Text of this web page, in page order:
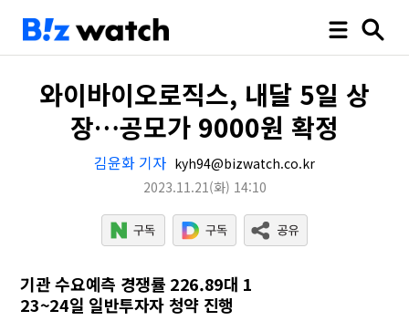
와이바이오로직스, 내달 5일 상
장…공모가 9000원 확정
김윤화 기자 kyh94@bizwatch.co.kr
2023.11.21(화) 14:10
기관 수요예측 경쟁률 226.89대 1
23~24일 일반투자자 청약 진행